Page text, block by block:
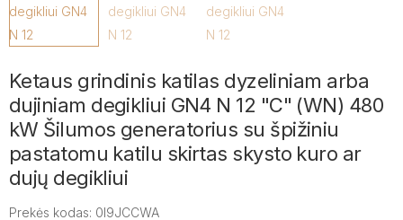
Ketaus grindinis katilas dyzeliniam arba
dujiniam degikliui GN4 N 12 "C" (WN) 480
kW Šilumos generatorius su špižiniu
pastatomu katilu skirtas skysto kuro ar
dujų degikliui
Prekės kodas: 0I9JCCWA